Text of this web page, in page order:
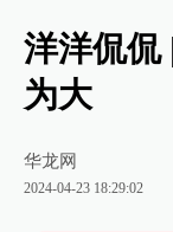
洋洋侃侃
为大
华龙网
2024-04-23 18:29:02